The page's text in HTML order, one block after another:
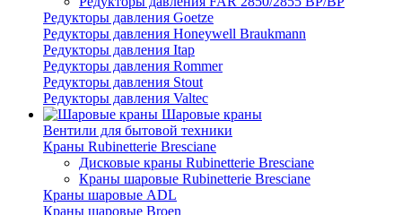
Редукторы давления Goetze
Редукторы давления Honeywell Braukmann
Редукторы давления Itap
Редукторы давления Rommer
Редукторы давления Stout
Редукторы давления Valtec
Шаровые краны
Вентили для бытовой техники
Краны Rubinetterie Bresciane
Дисковые краны Rubinetterie Bresciane
Краны шаровые Rubinetterie Bresciane
Краны шаровые ADL
Краны шаровые Broen